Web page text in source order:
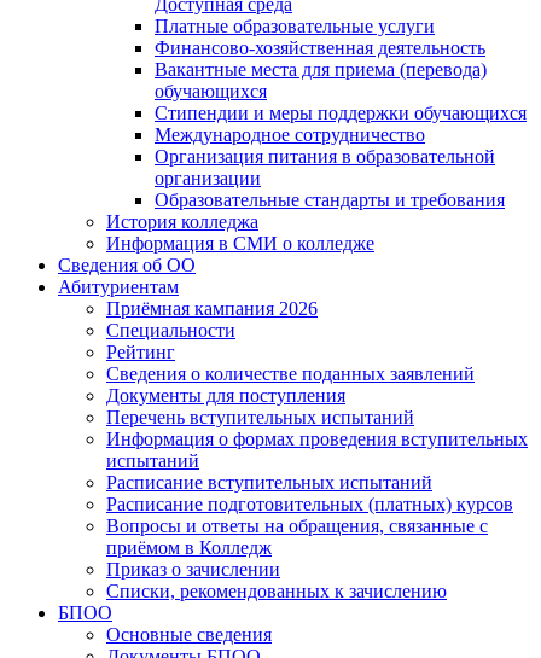
Доступная среда
Платные образовательные услуги
Финансово-хозяйственная деятельность
Вакантные места для приема (перевода)
обучающихся
Стипендии и меры поддержки обучающихся
Международное сотрудничество
Организация питания в образовательной
организации
Образовательные стандарты и требования
История колледжа
Информация в СМИ о колледже
Сведения об ОО
Абитуриентам
Приёмная кампания 2026
Специальности
Рейтинг
Сведения о количестве поданных заявлений
Документы для поступления
Перечень вступительных испытаний
Информация о формах проведения вступительных
испытаний
Расписание вступительных испытаний
Расписание подготовительных (платных) курсов
Вопросы и ответы на обращения, связанные с
приёмом в Колледж
Приказ о зачислении
Списки, рекомендованных к зачислению
БПОО
Основные сведения